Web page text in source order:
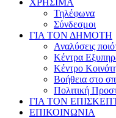
Τηλέφωνα
Σύνδεσμοι
ΓΙΑ ΤΟΝ ΔΗΜΟΤΗ
Αναλύσεις
Κέντρα
Κέντρο
Βοήθεια στο
Πολιτική
ΓΙΑ ΤΟΝ
ΕΠΙΚΟΙΝΩΝΙΑ